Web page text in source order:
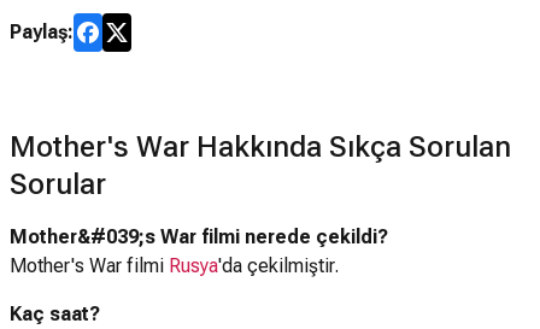
Paylaş:
Mother's War Hakkında Sıkça Sorulan
Sorular
Mother&#039;s War filmi nerede çekildi?
Mother's War filmi Rusya'da çekilmiştir.
Kaç saat?